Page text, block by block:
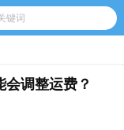
会调整运费？